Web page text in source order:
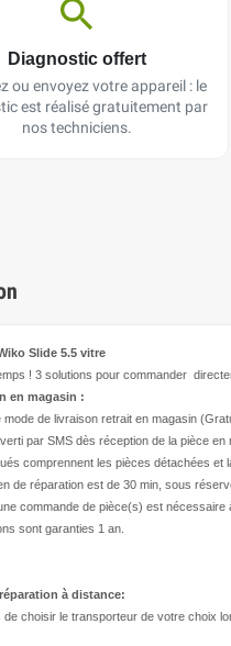
Diagnostic offert
ou envoyez votre appareil : le
est réalisé gratuitement par
nos techniciens.
Slide 5.5 vitre
! 3 solutions pour commander
en magasin :
de livraison retrait en magasin
par SMS dès réception de la pièce
comprennent les pièces détachées et
de réparation est de 30 min, sous
commande de pièce(s) est
sont garanties 1 an.
à distance:
de choisir le transporteur de votre choix